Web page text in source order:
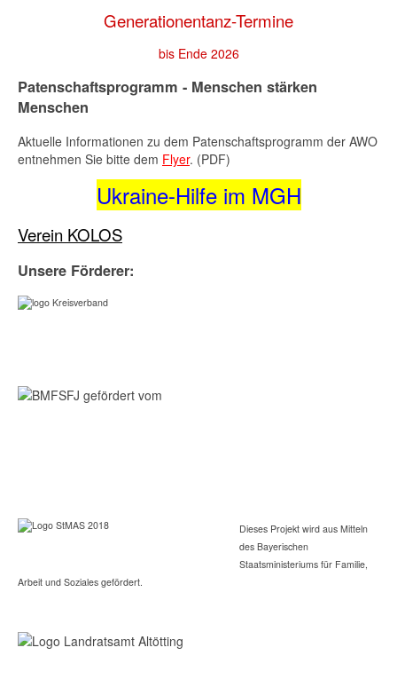
Generationentanz-Termine
bis Ende 2026
Patenschaftsprogramm - Menschen stärken
Menschen
Aktuelle Informationen zu dem Patenschaftsprogramm der AWO
entnehmen Sie bitte dem Flyer. (PDF)
Ukraine-Hilfe im MGH
Verein KOLOS
Unsere Förderer:
Dieses Projekt wird aus Mitteln
des Bayerischen
Staatsministeriums für Familie,
Arbeit und Soziales gefördert.